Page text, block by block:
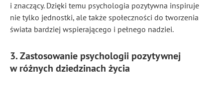
i znaczący. Dzięki temu psychologia pozytywna inspiruje
nie tylko jednostki, ale także społeczności do tworzenia
świata bardziej wspierającego i pełnego nadziei.
3. Zastosowanie psychologii pozytywnej
w różnych dziedzinach życia